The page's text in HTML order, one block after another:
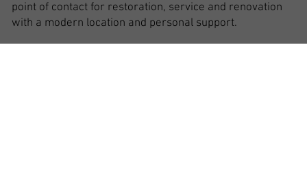
point of contact for restoration, service and renovation
with a modern location and personal support.